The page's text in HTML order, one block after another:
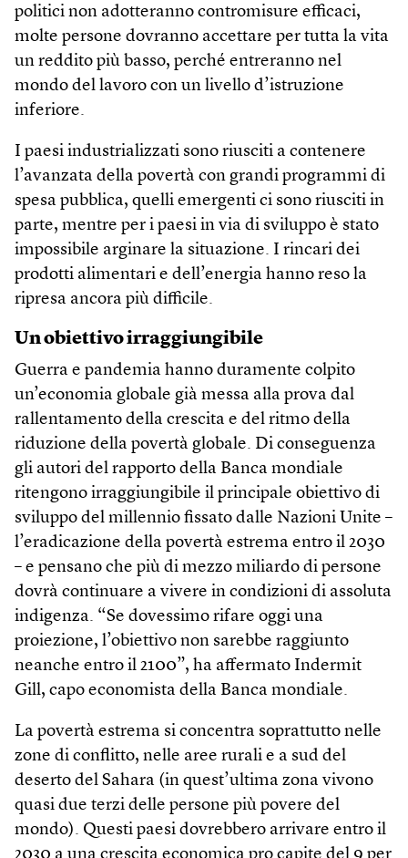
politici non adotteranno contromisure efficaci,
molte persone dovranno accettare per tutta la vita
un reddito più basso, perché entreranno nel
mondo del lavoro con un livello d’istruzione
inferiore.
I paesi industrializzati sono riusciti a contenere
l’avanzata della povertà con grandi programmi di
spesa pubblica, quelli emergenti ci sono riusciti in
parte, mentre per i paesi in via di sviluppo è stato
impossibile arginare la situazione. I rincari dei
prodotti alimentari e dell’energia hanno reso la
ripresa ancora più difficile.
Un obiettivo irraggiungibile
Guerra e pandemia hanno duramente colpito
un’economia globale già messa alla prova dal
rallentamento della crescita e del ritmo della
riduzione della povertà globale. Di conseguenza
gli autori del rapporto della Banca mondiale
ritengono irraggiungibile il principale obiettivo di
sviluppo del millennio fissato dalle Nazioni Unite –
l’eradicazione della povertà estrema entro il 2030
– e pensano che più di mezzo miliardo di persone
dovrà continuare a vivere in condizioni di assoluta
indigenza. “Se dovessimo rifare oggi una
proiezione, l’obiettivo non sarebbe raggiunto
neanche entro il 2100”, ha affermato Indermit
Gill, capo economista della Banca mondiale.
La povertà estrema si concentra soprattutto nelle
zone di conflitto, nelle aree rurali e a sud del
deserto del Sahara (in quest’ultima zona vivono
quasi due terzi delle persone più povere del
mondo). Questi paesi dovrebbero arrivare entro il